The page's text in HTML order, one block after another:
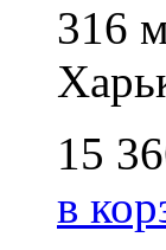
316
15
в